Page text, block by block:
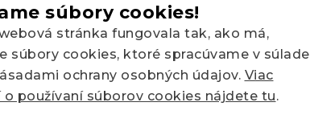
súbory cookies!
stránka fungovala tak, ako má,
súbory cookies, ktoré spracúvame v súlade
ochrany osobných údajov. Viac
používaní súborov cookies nájdete tu.